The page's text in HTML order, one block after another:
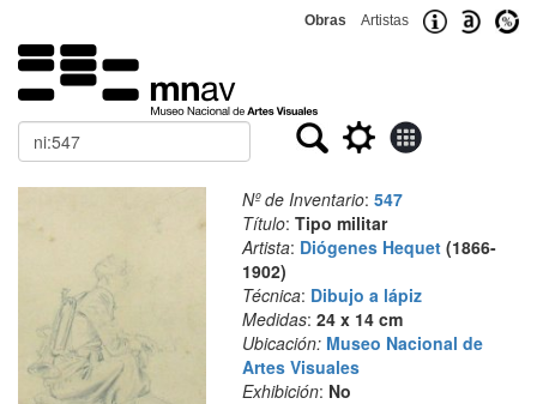
Obras Artistas
Buscar
Nº de Inventario: 547
Título: Tipo militar
Artista: Diógenes Hequet(1866-
1902)
Técnica: Dibujo a lápiz
Medidas: 24 x 14 cm
Ubicación: Museo Nacional de
Artes Visuales
Exhibición: No